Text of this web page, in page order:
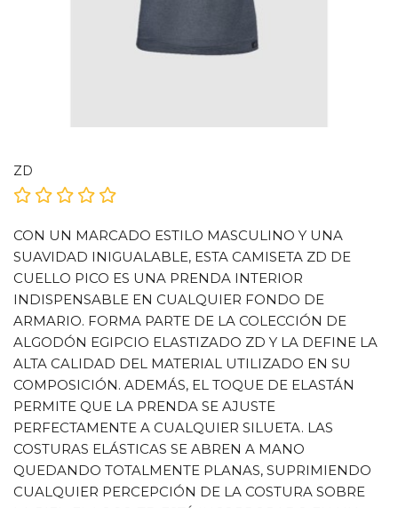
ZD
CON UN MARCADO ESTILO MASCULINO Y UNA
SUAVIDAD INIGUALABLE, ESTA CAMISETA ZD DE
CUELLO PICO ES UNA PRENDA INTERIOR
INDISPENSABLE EN CUALQUIER FONDO DE
ARMARIO. FORMA PARTE DE LA COLECCIÓN DE
ALGODÓN EGIPCIO ELASTIZADO ZD Y LA DEFINE LA
ALTA CALIDAD DEL MATERIAL UTILIZADO EN SU
COMPOSICIÓN. ADEMÁS, EL TOQUE DE ELASTÁN
PERMITE QUE LA PRENDA SE AJUSTE
PERFECTAMENTE A CUALQUIER SILUETA. LAS
COSTURAS ELÁSTICAS SE ABREN A MANO
QUEDANDO TOTALMENTE PLANAS, SUPRIMIENDO
CUALQUIER PERCEPCIÓN DE LA COSTURA SOBRE